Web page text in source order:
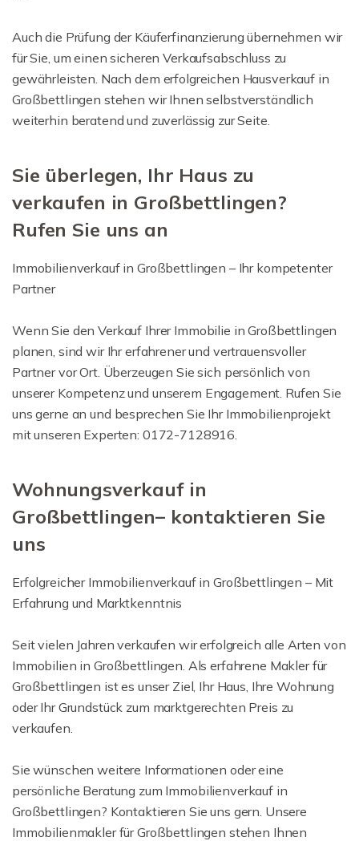
Auch die Prüfung der Käuferfinanzierung übernehmen wir
für Sie, um einen sicheren Verkaufsabschluss zu
gewährleisten. Nach dem erfolgreichen Hausverkauf in
Großbettlingen stehen wir Ihnen selbstverständlich
weiterhin beratend und zuverlässig zur Seite.
Sie überlegen, Ihr Haus zu
verkaufen in Großbettlingen?
Rufen Sie uns an
Immobilienverkauf in Großbettlingen – Ihr kompetenter
Partner
Wenn Sie den Verkauf Ihrer Immobilie in Großbettlingen
planen, sind wir Ihr erfahrener und vertrauensvoller
Partner vor Ort. Überzeugen Sie sich persönlich von
unserer Kompetenz und unserem Engagement. Rufen Sie
uns gerne an und besprechen Sie Ihr Immobilienprojekt
mit unseren Experten: 0172-7128916.
Wohnungsverkauf in
Großbettlingen– kontaktieren Sie
uns
Erfolgreicher Immobilienverkauf in Großbettlingen – Mit
Erfahrung und Marktkenntnis
Seit vielen Jahren verkaufen wir erfolgreich alle Arten von
Immobilien in Großbettlingen. Als erfahrene Makler für
Großbettlingen ist es unser Ziel, Ihr Haus, Ihre Wohnung
oder Ihr Grundstück zum marktgerechten Preis zu
verkaufen.
Sie wünschen weitere Informationen oder eine
persönliche Beratung zum Immobilienverkauf in
Großbettlingen? Kontaktieren Sie uns gern. Unsere
Immobilienmakler für Großbettlingen stehen Ihnen